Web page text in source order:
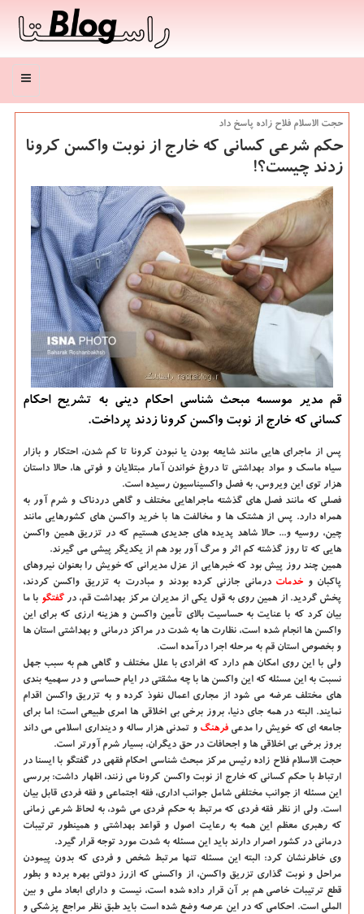
منو
حجت الاسلام فلاح زاده پاسخ داد
حكم شرعی كسانی كه خارج از نوبت واكسن كرونا
زدند چیست؟!
قم مدیر موسسه مبحث شناسی احکام دینی به تشریح احکام
کسانی که خارج از نوبت واکسن کرونا زدند پرداخت.
پس از ماجرای هایی مانند شایعه بودن یا نبودن کرونا تا کم شدن، احتکار و بازار
سیاه ماسک و مواد بهداشتی تا دروغ خواندن آمار مبتلایان و فوتی ها، حالا داستان
هزار توی این ویروس، به فصل واکسیناسیون رسیده است.
فصلی که مانند فصل های گذشته ماجراهایی مختلف و گاهی دردناک و شرم آور به
همراه دارد. پس از هشتک ها و مخالفت ها با خرید واکسن های کشورهایی مانند
چین، روسیه و... حالا شاهد پدیده های جدیدی هستیم که در تزریق همین واکسن
هایی که تا روز گذشته کم اثر و مرگ آور بود هم از یکدیگر پیشی می گیرند.
همین چند روز پیش بود که خبرهایی از عزل مدیرانی که خویش را بعنوان نیروهای
پاکبان و خدمات درمانی جازنی کرده بودند و مبادرت به تزریق واکسن کردند،
پخش گردید. از همین روی به قول یکی از مدیران مرکز بهداشت قم، درگفتگو با ما
بیان کرد که با عنایت به حساسیت بالای تأمین واکسن و هزینه ارزی که برای این
واکسن ها انجام شده است، نظارت ها به شدت در مراکز درمانی و بهداشتی استان ها
و بخصوص استان قم به مرحله اجرا درآمده است.
ولی با این روی امکان هم دارد که افرادی با علل مختلف و گاهی هم به سبب جهل
نسبت به این مسئله که این واکسن ها با چه مشقتی در ایام حساسی و در سهمیه بندی
های مختلف عرضه می شود از مجاری اعمال نفوذ کرده و به تزریق واکسن اقدام
نمایند. البته در همه جای دنیا، بروز برخی بی اخلاقی ها امری طبیعی است؛ اما برای
جامعه ای که خویش را مدعیفرهنگ و تمدنی هزار ساله و دینداری اسلامی می داند
بروز برخی بی اخلاقی ها و اجحافات در حق دیگران، بسیار شرم آورتر است.
حجت الاسلام فلاح زاده رئیس مرکز مبحث شناسی احکام فقهی در گفتگو با ایسنا در
ارتباط با حکم کسانی که خارج از نوبت واکسن کرونا می زنند، اظهار داشت: بررسی
این مسئله از جوانب مختلفی شامل جوانب اداری، فقه اجتماعی و فقه فردی قابل بیان
است. ولی از نظر فقه فردی که مرتبط به حکم فردی می شود، به لحاظ شرعی زمانی
که رهبری معظم این همه به رعایت اصول و قواعد بهداشتی و همینطور ترتیبات
درمانی در کشور اصرار دارند باید این مسئله به شدت مورد توجه قرار گیرد.
وی خاطرنشان کرد: البته این مسئله تنها مرتبط شخص و فردی که بدون پیمودن
مراحل و نوبت گذاری تزریق واکسن، از واکسنی که ازرز دولتی بهره برده و بطور
قطع ترتیبات خاصی هم بر آن قرار داده شده است، نیست و دارای ابعاد ملی و بین
الملی است. احکامی که در این عرصه وضع شده است باید طبق نظر مراجع پزشکی و